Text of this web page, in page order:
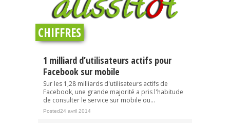
CHIFFRES
1 milliard d’utilisateurs actifs pour
Facebook sur mobile
Sur les 1,28 milliards d'utilisateurs actifs de
Facebook, une grande majorité a pris l'habitude
de consulter le service sur mobile ou...
Posted24 avril 2014